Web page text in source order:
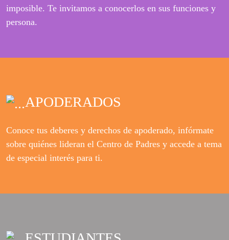
imposible. Te invitamos a conocerlos en sus funciones y
persona.
APODERADOS
Conoce tus deberes y derechos de apoderado, infórmate
sobre quiénes lideran el Centro de Padres y accede a tema
de especial interés para ti.